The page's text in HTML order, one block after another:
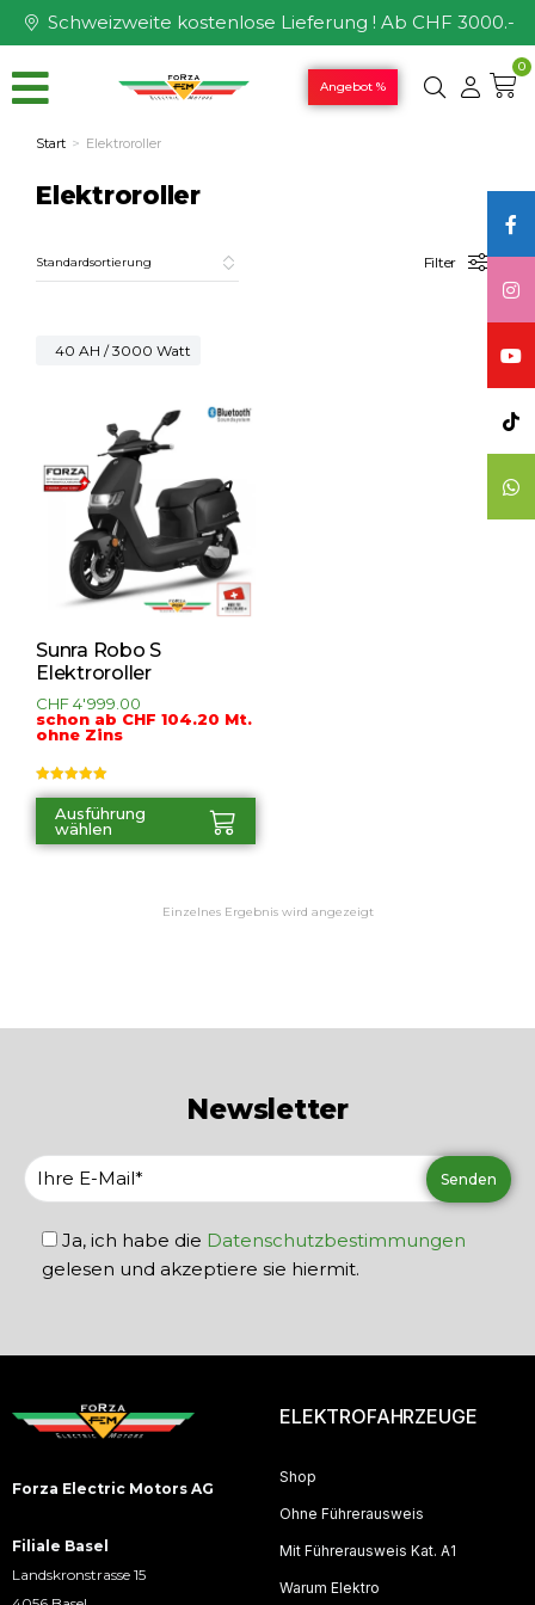
Schweizweite kostenlose Lieferung ! Ab CHF 3000.-
Angebot %
0
Sie befinden sich hier:
Start Elektroroller
Elektroroller
Filter
40 AH / 3000 Watt
Sunra Robo S
Elektroroller
CHF4'999.00
schon ab CHF 104.20 Mt.
ohne Zins
Bewertet mit
5.00von 5
Ausführung
wählen
Einzelnes Ergebnis wird angezeigt
Newsletter
Ja, ich habe die Datenschutzbestimmungen
gelesen und akzeptiere sie hiermit.
Forza Electric Motors AG
Filiale Basel
Landskronstrasse 15
ELEKTROFAHRZEUGE
Shop
Ohne Führerausweis
Mit Führerausweis Kat. A1
Warum Elektro